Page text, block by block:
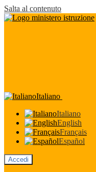
Salta al contenuto
Italiano
Italiano
English
Français
Español
Accedi